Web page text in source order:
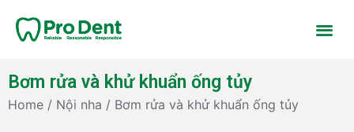
Bơm rửa và khử khuẩn ống tủy
Home / Nội nha / Bơm rửa và khử khuẩn ống tủy